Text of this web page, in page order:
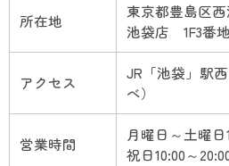
所在地
東京都豊島区
池袋店 1F3番地
アクセス
JR「池袋」駅
べ）
営業時間
月曜日～土曜日
祝日10:00～